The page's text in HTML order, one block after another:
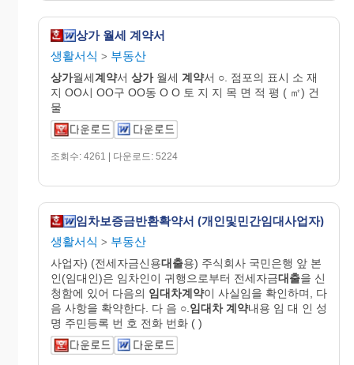
상가 월세 계약서
생활서식 > 부동산
상가월세계약서 상가월세 계약서 ○. 점포의 표시 소 재
지 OO시 OO구 OO동 O O 토 지 지 목 면 적 평 ( ㎡) 건
물
조회수: 4261 | 다운로드: 5224
임차보증금반환확약서 (개인및민간임대사업자)
생활서식 > 부동산
사업자) (전세자금신용대출용) 주식회사 국민은행 앞 본
인(임대인)은 임차인이 귀행으로부터 전세자금대출을 신
청함에 있어 다음의 임대차계약이 사실임을 확인하며, 다
음 사항을 확약한다. 다 음 ○. 임대차 계약내용 임 대 인 성
명 주민등록 번 호 전화 번화 ( )